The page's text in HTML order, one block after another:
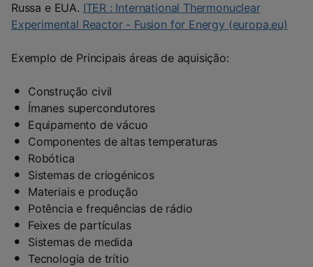
Russa e EUA. ITER : International Thermonuclear
Experimental Reactor - Fusion for Energy (europa.eu)
Exemplo de Principais áreas de aquisição:
Construção civil
Ímanes supercondutores
Equipamento de vácuo
Componentes de altas temperaturas
Robótica
Sistemas de criogénicos
Materiais e produção
Potência e frequências de rádio
Feixes de partículas
Sistemas de medida
Tecnologia de trítio